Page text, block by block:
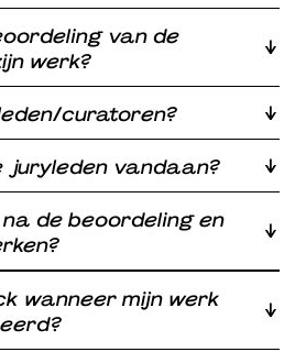
van de
werk?
curatoren?
juryleden vandaan?
de beoordeling en
wanneer mijn werk